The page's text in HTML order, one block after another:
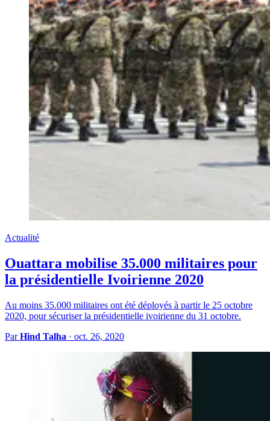
Actualité
Ouattara mobilise 35.000 militaires pour
la présidentielle Ivoirienne 2020
Au moins 35.000 militaires ont été déployés à partir le 25 octobre
2020, pour sécuriser la présidentielle ivoirienne du 31 octobre.
ParHind Talha · oct. 26, 2020